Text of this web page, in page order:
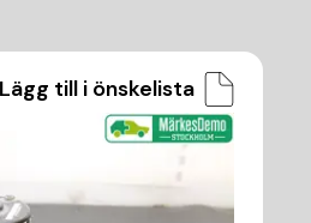
Lägg till i önskelista